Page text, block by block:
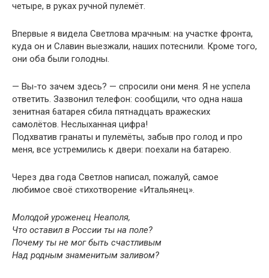
четыре, в руках ручной пулемёт.
Впервые я видела Светлова мрачным: на участке фронта,
куда он и Славин выезжали, наших потеснили. Кроме того,
они оба были голодны.
— Вы-то зачем здесь? — спросили они меня. Я не успела
ответить. Зазвонил телефон: сообщили, что одна наша
зенитная 6атарея сбила пятнадцать вражеских
самолётов. Неслыханная цифра!
Подхватив гранаты и пулемёты, забыв про голод и про
меня, все устремились к двери: поехали на батарею.
Через два года Светлов написал, пожалуй, самое
любимое своё стихотворение «Итальянец».
Молодой уроженец Неаполя,
Что оставил в России ты на поле?
Почему ты не мог быть счастливым
Над родным знаменитым заливом?